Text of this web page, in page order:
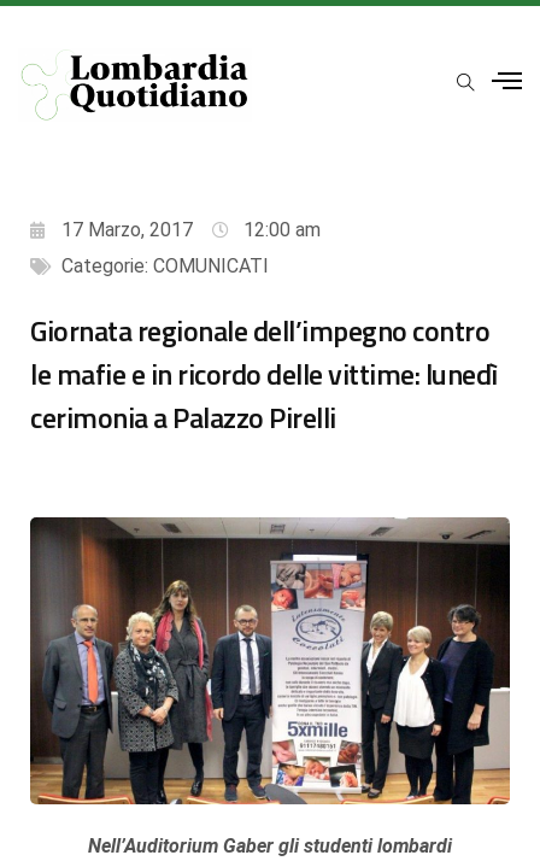
17 Marzo, 2017
12:00 am
Categorie: COMUNICATI
Giornata regionale dell’impegno contro
le mafie e in ricordo delle vittime: lunedì
cerimonia a Palazzo Pirelli
Nell’Auditorium Gaber gli studenti lombardi